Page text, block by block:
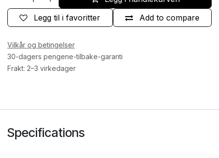
Add to compare
Legg til i favoritter
Vilkår og betingelser
30-dagers pengene-tilbake-garanti
Frakt: 2–3 virkedager
Specifications